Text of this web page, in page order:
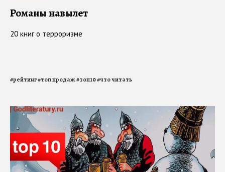
Романы навылет
20 книг о терроризме
#рейтинг#топ продаж#топ10#что читать